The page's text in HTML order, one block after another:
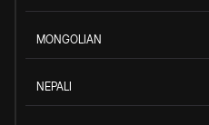
MONGOLIAN
NEPALI